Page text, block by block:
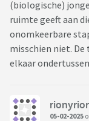
1x allemaal uit.
Ik zie een
onhandige
met gezichtshaar,
Hen staart zich
waar de mooiste
denkt dat ie dat
(biologische)
ruimte geeft aan
onomkeerbare
misschien niet.
elkaar
05-02-2025